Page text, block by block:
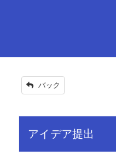
バック
アイデア提出